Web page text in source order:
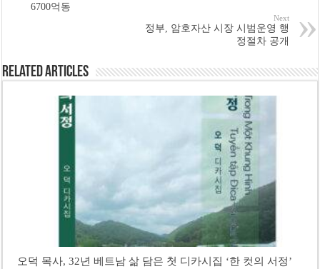
6700억동
Next
정부, 암호자산 시장 시범운영 행
정절차 공개
Related Articles
오덕 목사, 32년 베트남 삶 담은 첫 디카시집 ‘한 컷의 서정’